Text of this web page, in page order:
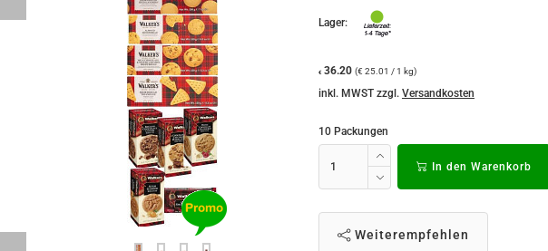
Lager:
€ 36.20 (€ 25.01 / 1 kg)
inkl. MWST zzgl. Versandkosten
10 Packungen
In den Warenkorb
Weiterempfehlen